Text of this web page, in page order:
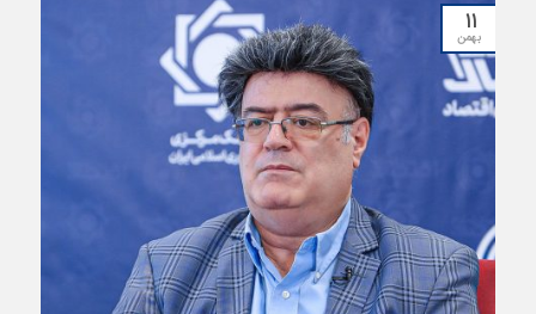
۱۱
بهمن